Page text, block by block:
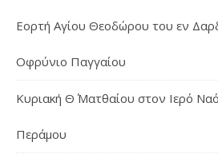
Εορτή Αγίου Θεοδώρου του εν
Οφρύνιο Παγγαίου
Κυριακή Θ΄ Ματθαίου στον Ιερό
Περάμου